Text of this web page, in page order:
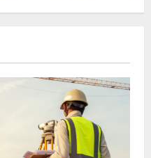
владельцев
питомцев!